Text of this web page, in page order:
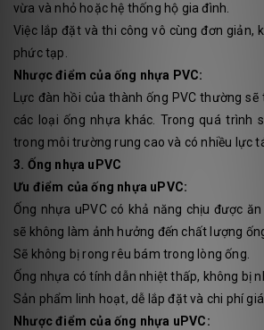
vừa và nhỏ hoặc hệ thống hộ gia đình.
Việc lắp đặt và thi công vô cùng đơn giản,
phức tạp.
Nhược điểm của ống nhựa PVC:
Lực đàn hồi của thành ống PVC thường sẽ
các loại ống nhựa khác. Trong quá trình
trong môi trường rung cao và có nhiều lực
3. Ống nhựa uPVC
Ưu điểm của ống nhựa uPVC:
Ống nhựa uPVC có khả năng chịu được
sẽ không làm ảnh hưởng đến chất lượng
Sẽ không bị rong rêu bám trong lòng ống.
Ống nhựa có tính dẫn nhiệt thấp, không bị
Sản phẩm linh hoạt, dễ lắp đặt và chi phí
Nhược điểm của ống nhựa uPVC: